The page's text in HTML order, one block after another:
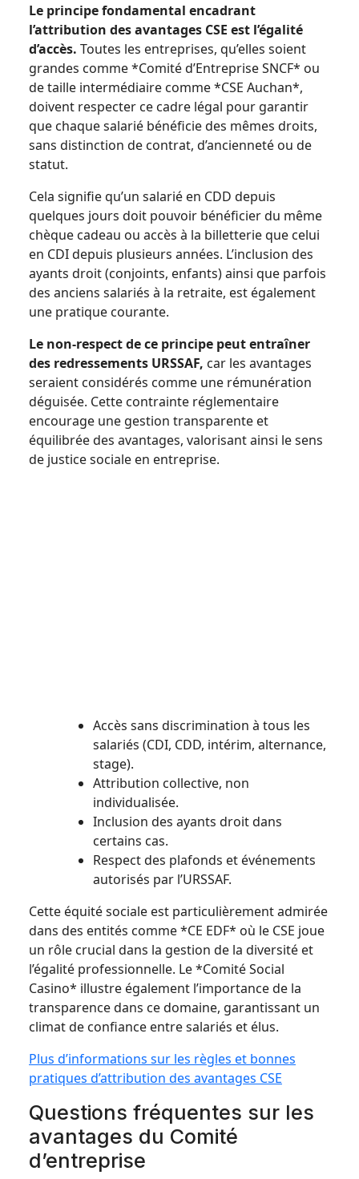
Le principe fondamental encadrant
l’attribution des avantages CSE est l’égalité
d’accès. Toutes les entreprises, qu’elles soient
grandes comme *Comité d’Entreprise SNCF* ou
de taille intermédiaire comme *CSE Auchan*,
doivent respecter ce cadre légal pour garantir
que chaque salarié bénéficie des mêmes droits,
sans distinction de contrat, d’ancienneté ou de
statut.
Cela signifie qu’un salarié en CDD depuis
quelques jours doit pouvoir bénéficier du même
chèque cadeau ou accès à la billetterie que celui
en CDI depuis plusieurs années. L’inclusion des
ayants droit (conjoints, enfants) ainsi que parfois
des anciens salariés à la retraite, est également
une pratique courante.
Le non-respect de ce principe peut entraîner
des redressements URSSAF, car les avantages
seraient considérés comme une rémunération
déguisée. Cette contrainte réglementaire
encourage une gestion transparente et
équilibrée des avantages, valorisant ainsi le sens
de justice sociale en entreprise.
Accès sans discrimination à tous les
salariés (CDI, CDD, intérim, alternance,
stage).
Attribution collective, non
individualisée.
Inclusion des ayants droit dans
certains cas.
Respect des plafonds et événements
autorisés par l’URSSAF.
Cette équité sociale est particulièrement admirée
dans des entités comme *CE EDF* où le CSE joue
un rôle crucial dans la gestion de la diversité et
l’égalité professionnelle. Le *Comité Social
Casino* illustre également l’importance de la
transparence dans ce domaine, garantissant un
climat de confiance entre salariés et élus.
Plus d’informations sur les règles et bonnes
pratiques d’attribution des avantages CSE
Questions fréquentes sur les
avantages du Comité
d’entreprise